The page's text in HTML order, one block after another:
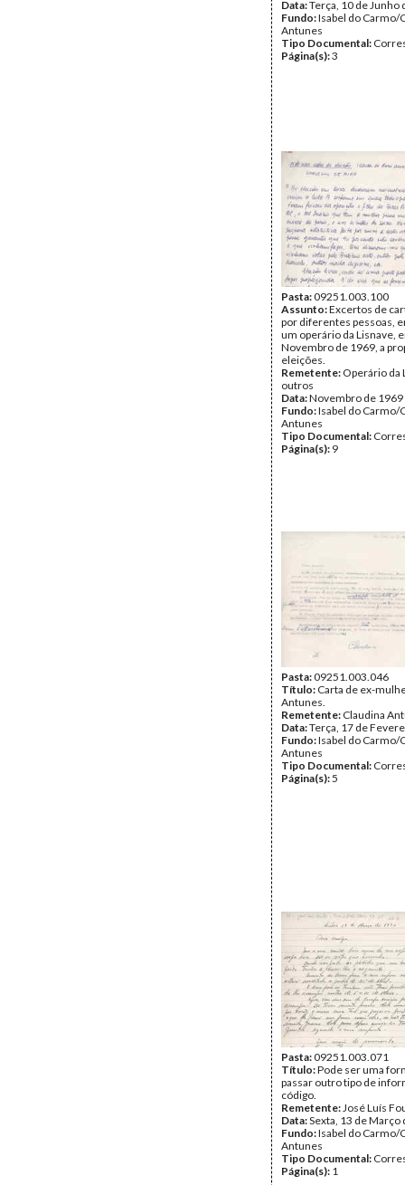
Data:Terça, 10 de Junho
Fundo:Isabel do Carmo/
Antunes
Tipo Documental:
Página(s):3
Pasta:09251.003.100
Assunto:Excertos de
por diferentes pessoas,
um operário da Lisnave,
Novembro de 1969, a
eleições.
Remetente: Operário da
outros
Data:Novembro de 1969
Fundo:Isabel do Carmo/
Antunes
Tipo Documental:
Página(s): 9
Pasta:09251.003.046
Título: Carta de ex-
Antunes.
Remetente: Claudina
Data:Terça, 17 de
Fundo:Isabel do Carmo/
Antunes
Tipo Documental:
Página(s):5
Pasta:09251.003.071
Título:Pode ser uma
passar outro tipo de
código.
Remetente:José Luís
Data:Sexta, 13 de Março
Fundo:Isabel do Carmo/
Antunes
Tipo Documental:
Página(s): 1